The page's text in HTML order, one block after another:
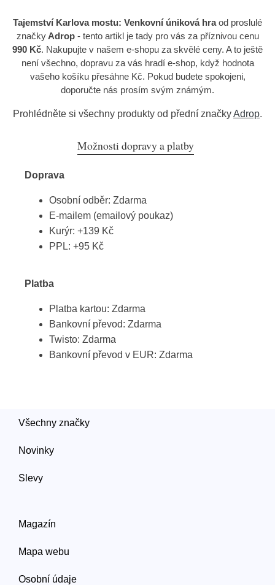
Tajemství Karlova mostu: Venkovní úniková hraod proslulé
značkyAdrop- tento artikl je tady pro vás za příznivou cenu
990 Kč. Nakupujte v našem e-shopu za skvělé ceny. A to ještě
není všechno, dopravu za vás hradí e-shop, když hodnota
vašeho košíku přesáhne Kč. Pokud budete spokojeni,
doporučte nás prosím svým známým.
Prohlédněte si všechny produkty od přední značkyAdrop.
Možnosti dopravy a platby
Doprava
Osobní odběr: Zdarma
E-mailem (emailový poukaz)
Kurýr: +139 Kč
PPL: +95 Kč
Platba
Platba kartou: Zdarma
Bankovní převod: Zdarma
Twisto: Zdarma
Bankovní převod v EUR: Zdarma
Všechny značky
Novinky
Slevy
Magazín
Mapa webu
Osobní údaje